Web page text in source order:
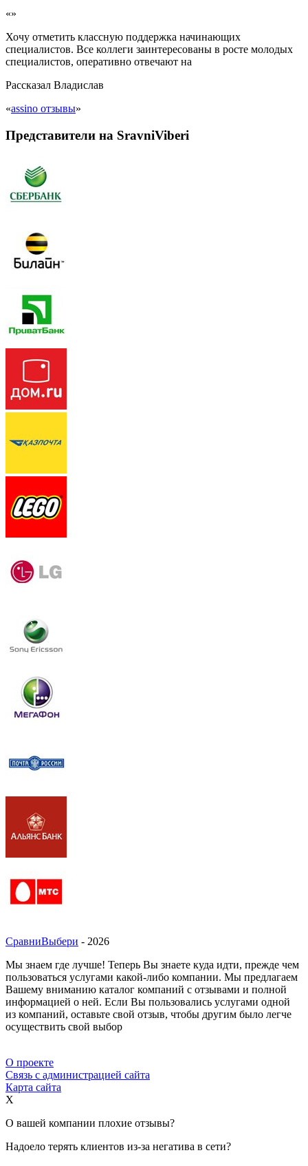
«»
Хочу отметить классную поддержка начинающих
специалистов. Все коллеги заинтересованы в росте молодых
специалистов, оперативно отвечают на
Рассказал Владислав
«assino отзывы»
Представители на SravniViberi
СравниВыбери - 2026
Мы знаем где лучше! Теперь Вы знаете куда идти, прежде чем
пользоваться услугами какой-либо компании. Мы предлагаем
Вашему вниманию каталог компаний с отзывами и полной
информацией о ней. Если Вы пользовались услугами одной
из компаний, оставьте свой отзыв, чтобы другим было легче
осуществить свой выбор
О проекте
Связь с администрацией сайта
Карта сайта
X
О вашей компании плохие отзывы?
Надоело терять клиентов из-за негатива в сети?